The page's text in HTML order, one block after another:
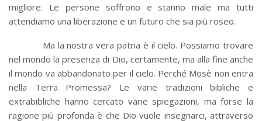
migliore. Le persone soffrono e stanno male ma tutti
attendiamo una liberazione e un futuro che sia più roseo.
Ma la nostra vera patria è il cielo. Possiamo trovare
nel mondo la presenza di Dio, certamente, ma alla fine anche
il mondo va abbandonato per il cielo. Perché Mosè non entra
nella Terra Promessa? Le varie tradizioni bibliche e
extrabibliche hanno cercato varie spiegazioni, ma forse la
ragione più profonda è che Dio vuole insegnarci, attraverso